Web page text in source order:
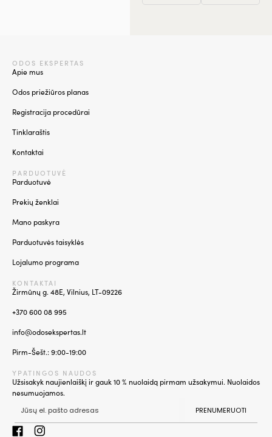
ODOS EKSPERTAS
Apie mus
Odos priežiūros planas
Registracija procedūrai
Tinklaraštis
Kontaktai
PARDUOTUVĖ
Parduotuvė
Prekių ženklai
Mano paskyra
Parduotuvės taisyklės
Lojalumo programa
KONTAKTAI
Žirmūnų g. 48E, Vilnius, LT-09226
+370 600 08 995
info@odosekspertas.lt
Pirm-Šešt.: 9:00-19:00
YPATINGOS NAUDOS
Užsisakyk naujienlaiškį ir gauk 10 % nuolaidą pirmam užsakymui. Nuolaidos
nesumuojamos.
PRENUMERUOTI